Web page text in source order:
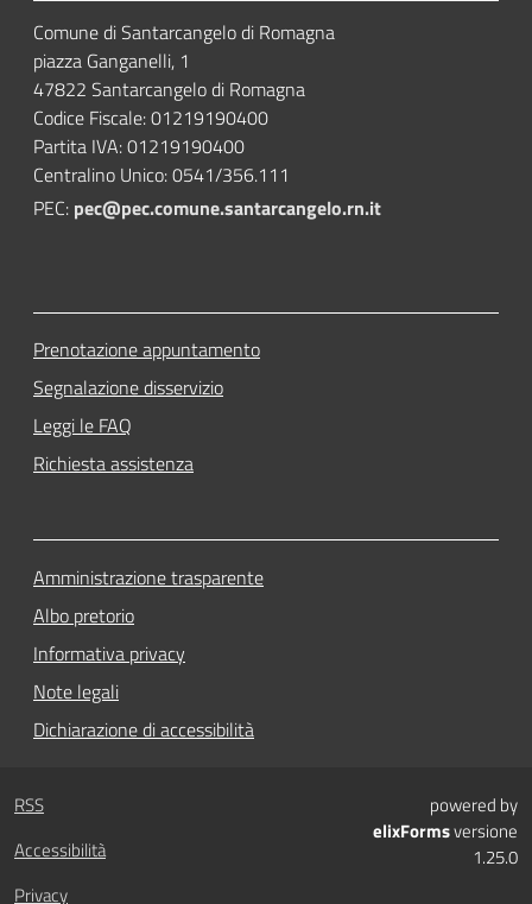
Comune di Santarcangelo di Romagna
piazza Ganganelli, 1
47822 Santarcangelo di Romagna
Codice Fiscale: 01219190400
Partita IVA: 01219190400
Centralino Unico: 0541/356.111
PEC: pec@pec.comune.santarcangelo.rn.it
Prenotazione appuntamento
Segnalazione disservizio
Leggi le FAQ
Richiesta assistenza
Amministrazione trasparente
Albo pretorio
Informativa privacy
Note legali
Dichiarazione di accessibilità
RSS
Accessibilità
Privacy
powered by
elixFormsversione
1.25.0